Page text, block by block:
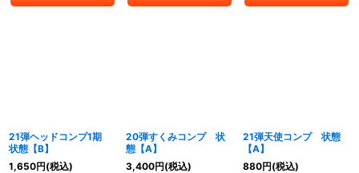
21弾ヘッドコンプ1期
状態【B】
1,650円(税込)
20弾すくみコンプ 状
態【A】
3,400円(税込)
21弾天使コンプ 状態
【A】
880円(税込)